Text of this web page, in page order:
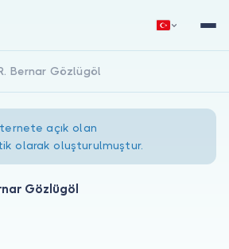
Bernar Gözlügöl
açık olan
olarak oluşturulmuştur.
Gözlügöl